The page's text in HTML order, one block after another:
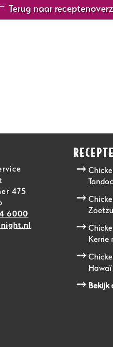
Terug naar
475
6000
Kerrie
Bekijk